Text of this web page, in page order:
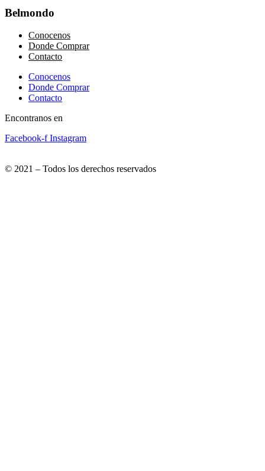
Belmondo
Conocenos
Donde Comprar
Contacto
Conocenos
Donde Comprar
Contacto
Encontranos en
Facebook-f Instagram
© 2021 – Todos los derechos reservados